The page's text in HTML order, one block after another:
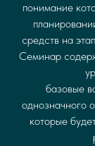
понимание
средств на
Семинар
базовые
однозначного
которые